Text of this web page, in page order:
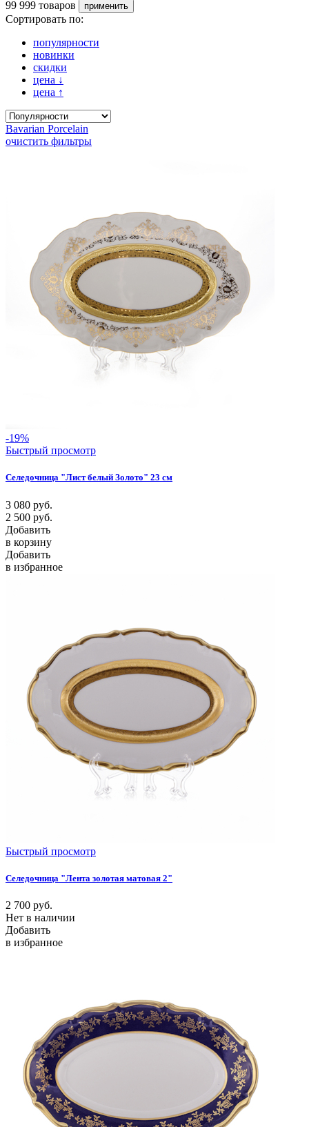
99 999 товаров
Сортировать по:
популярности
новинки
скидки
цена ↓
цена ↑
Bavarian Porcelain
очистить фильтры
-19%
Быстрый просмотр
Селедочница "Лист белый Золото" 23 см
3 080 руб.
2 500 руб.
Добавить
в корзину
Добавить
в избранное
Быстрый просмотр
Селедочница "Лента золотая матовая 2"
2 700 руб.
Нет в наличии
Добавить
в избранное